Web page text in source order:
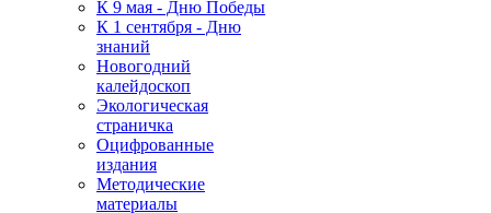
К 9 мая - Дню Победы
К 1 сентября - Дню
знаний
Новогодний
калейдоскоп
Экологическая
страничка
Оцифрованные
издания
Методические
материалы